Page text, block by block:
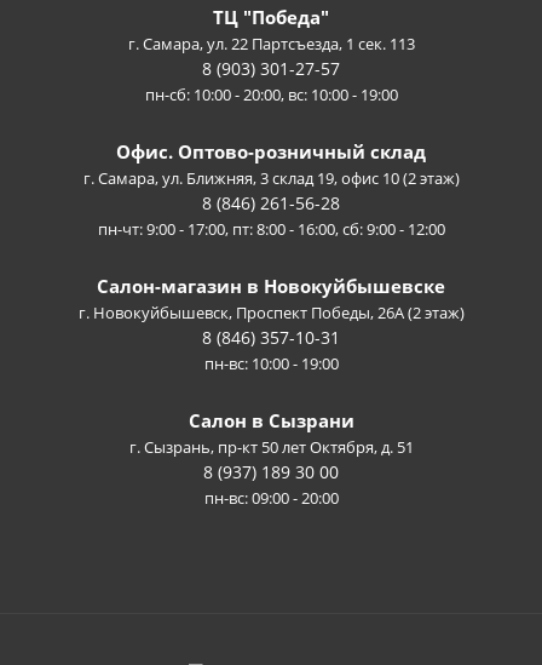
ТЦ "Победа"
г. Самара, ул. 22 Партсъезда, 1 сек. 113
8 (903) 301-27-57
пн-сб: 10:00 - 20:00, вс: 10:00 - 19:00
Офис. Оптово-розничный склад
г. Самара, ул. Ближняя, 3 склад 19, офис 10 (2 этаж)
8 (846) 261-56-28
пн-чт: 9:00 - 17:00, пт: 8:00 - 16:00, сб: 9:00 - 12:00
Салон-магазин в Новокуйбышевске
г. Новокуйбышевск, Проспект Победы, 26А (2 этаж)
8 (846) 357-10-31
пн-вс: 10:00 - 19:00
Салон в Сызрани
г. Сызрань, пр-кт 50 лет Октября, д. 51
8 (937) 189 30 00
пн-вс: 09:00 - 20:00